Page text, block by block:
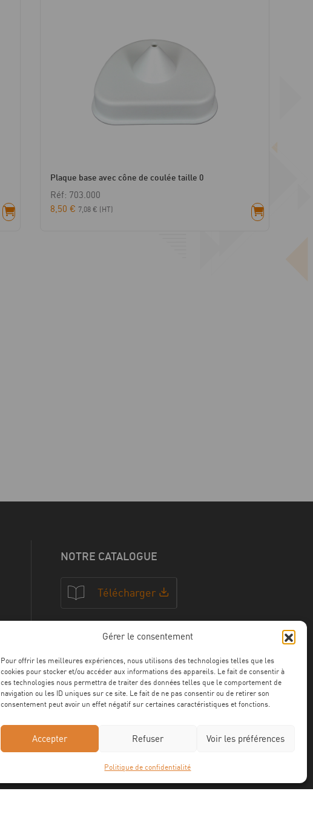
Gérer le consentement
Pour offrir les meilleures expériences, nous utilisons des technologies telles que les
cookies pour stocker et/ou accéder aux informations des appareils. Le fait de consentir à
ces technologies nous permettra de traiter des données telles que le comportement de
navigation ou les ID uniques sur ce site. Le fait de ne pas consentir ou de retirer son
consentement peut avoir un effet négatif sur certaines caractéristiques et fonctions.
Accepter Refuser Voir les préférences
Politique de confidentialité
Plaque base avec cône de coulée taille 0
Réf: 703.000
8,50€ 7,08€ (HT)
NOTRE CATALOGUE
Télécharger
NOS CERTFICATIONS